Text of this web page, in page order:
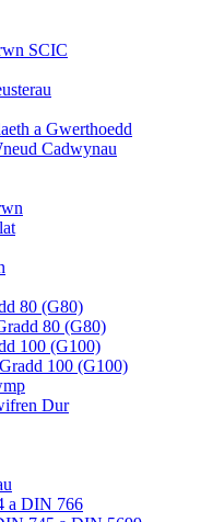
SCIC
a Gwerthoedd
Cadwynau
80 (G80)
80 (G80)
100 (G100)
100 (G100)
Dur
a DIN 766